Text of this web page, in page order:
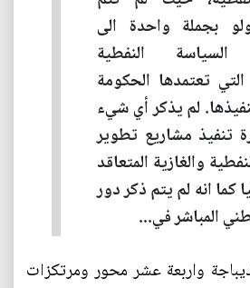
بجملة واحدة الى
النفطية
التي تعتمدها الحكومة
لم يذكر أي شيء
تنفيذ مشاريع تطوير
والغازية المتعاقد
كما انه لم يتم ذكر دور
المباشر في...
واربعة عشر محور ومرتكزات